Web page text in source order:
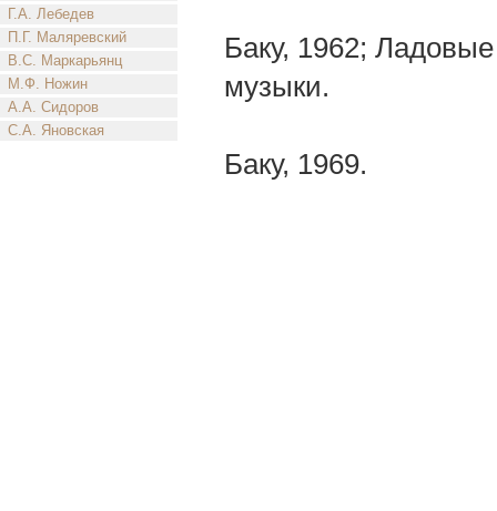
Г.А. Лебедев
П.Г. Маляревский
В.С. Маркарьянц
М.Ф. Ножин
А.А. Сидоров
С.А. Яновская
Баку, 1962;
музыки.
Баку, 1969.